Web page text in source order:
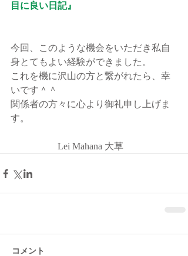
目に良い日記』
今回、このような機会をいただき私自
身とてもよい経験ができました。
これを機に沢山の方と繋がれたら、幸
いです＾＾
関係者の方々に心より御礼申し上げま
す。
Lei Mahana 大草
コメント